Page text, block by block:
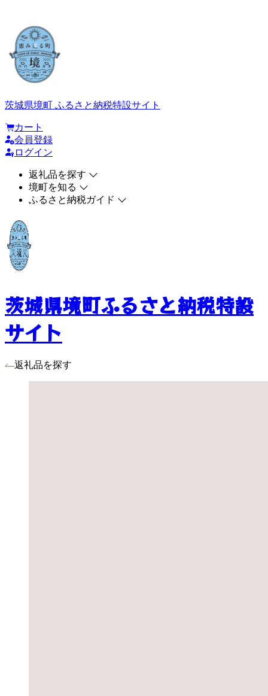
茨城県境町 ふるさと納税特設サイト
カート
会員登録
ログイン
返礼品を探す
境町を知る
ふるさと納税ガイド
茨城県境町ふるさと納税特設
サイト
返礼品を探す